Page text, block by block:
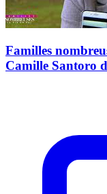
Familles
Camille Santoro